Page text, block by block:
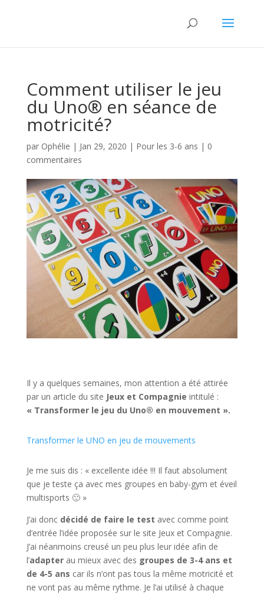
Comment utiliser le jeu
du Uno® en séance de
motricité?
par Ophélie | Jan 29, 2020 | Pour les 3-6 ans | 0
commentaires
Il y a quelques semaines, mon attention a été attirée
par un article du site Jeux et Compagnie intitulé :
« Transformer le jeu du Uno® en mouvement ».
Transformer le UNO en jeu de mouvements
Je me suis dis : « excellente idée !!! Il faut absolument
que je teste ça avec mes groupes en baby-gym et éveil
multisports 🙂 »
J’ai donc décidé de faire le test avec comme point
d’entrée l’idée proposée sur le site Jeux et Compagnie.
J’ai néanmoins creusé un peu plus leur idée afin de
l’adapterau mieux avec des groupes de 3-4 ans et
de 4-5 ans car ils n’ont pas tous la même motricité et
ne vont pas au même rythme. Je l’ai utilisé à chaque